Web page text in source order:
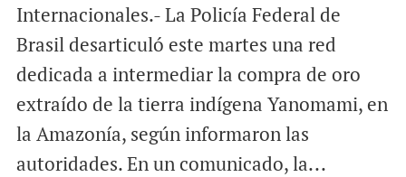
Internacionales.- La Policía Federal de
Brasil desarticuló este martes una red
dedicada a intermediar la compra de oro
extraído de la tierra indígena Yanomami, en
la Amazonía, según informaron las
autoridades. En un comunicado, la...